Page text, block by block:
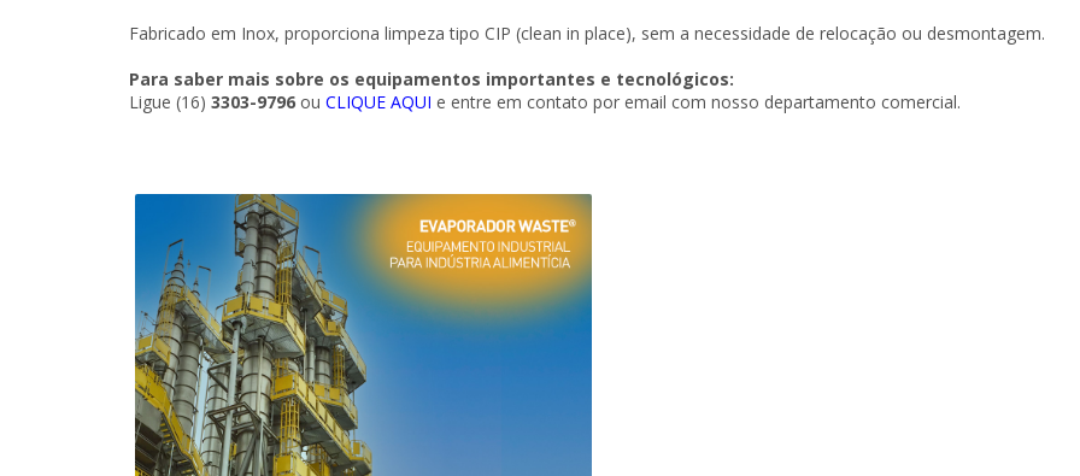
Fabricado em Inox, proporciona limpeza tipo CIP (clean in place), sem a necessidade de relocação ou desmontagem.
Para saber mais sobre os equipamentos importantes e tecnológicos:
Ligue (16) 3303-9796 ou CLIQUE AQUI e entre em contato por email com nosso departamento comercial.